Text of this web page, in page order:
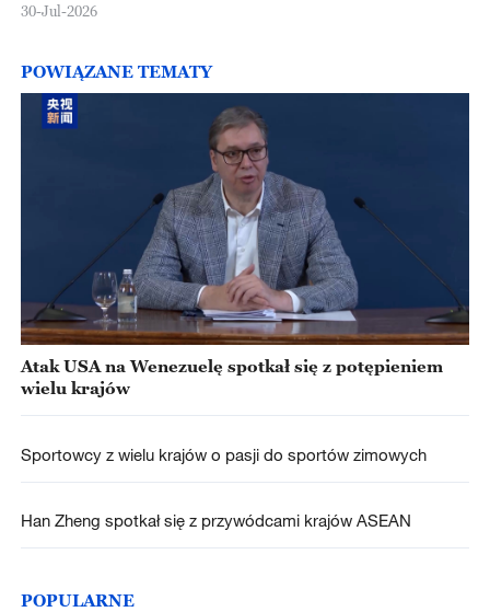
30-Jul-2026
POWIĄZANE TEMATY
Atak USA na Wenezuelę spotkał się z potępieniem
wielu krajów
Sportowcy z wielu krajów o pasji do sportów zimowych
Han Zheng spotkał się z przywódcami krajów ASEAN
POPULARNE